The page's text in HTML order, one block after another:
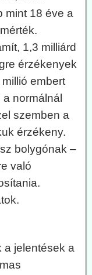
mint 18 éve a
1,3 milliárd
érzékenyek
embert
normálnál
szemben a
érzékeny.
bolygónak –
való
a jelentések a